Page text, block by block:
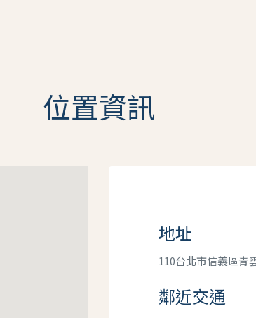
位置資訊
地址
110台北市信義區青
鄰近交通